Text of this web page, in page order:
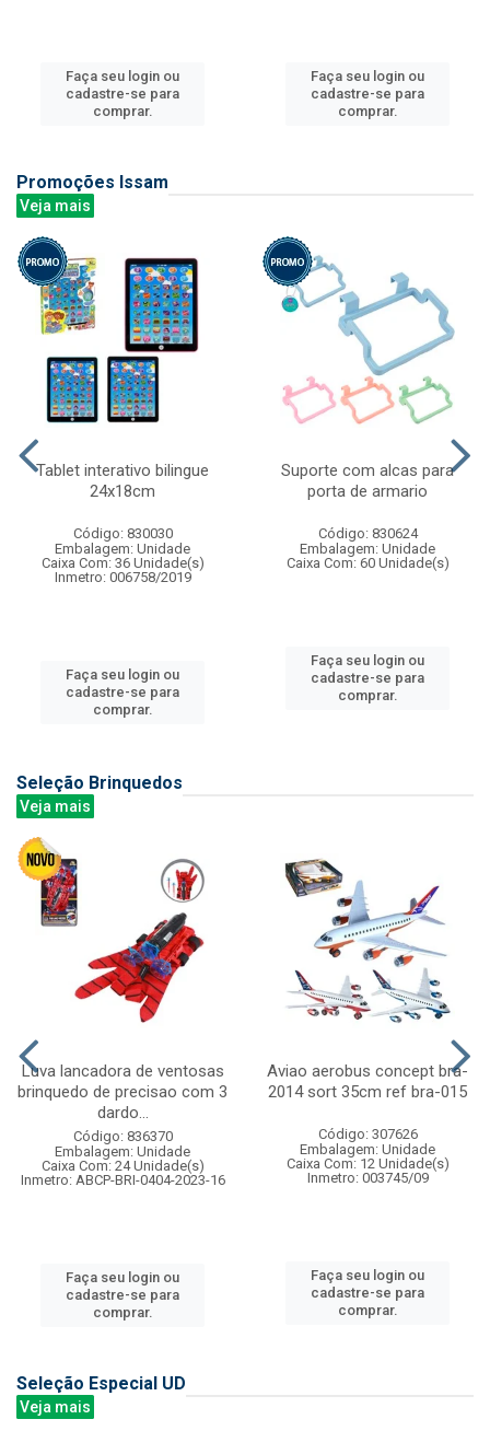
Faça seu login ou
cadastre-se para
comprar.
Faça seu login ou
cadastre-se para
comprar.
Promoções Issam
Veja mais
Tablet interativo bilingue
24x18cm
Código: 830030
Embalagem: Unidade
Caixa Com: 36 Unidade(s)
Inmetro: 006758/2019
Faça seu login ou
cadastre-se para
comprar.
Suporte com alcas para
porta de armario
Código: 830624
Embalagem: Unidade
Caixa Com: 60 Unidade(s)
Faça seu login ou
cadastre-se para
comprar.
Seleção Brinquedos
Veja mais
Luva lancadora de ventosas
brinquedo de precisao com 3
dardo...
Código: 836370
Embalagem: Unidade
Caixa Com: 24 Unidade(s)
Inmetro: ABCP-BRI-0404-2023-16
Faça seu login ou
cadastre-se para
comprar.
Aviao aerobus concept bra-
2014 sort 35cm ref bra-015
Código: 307626
Embalagem: Unidade
Caixa Com: 12 Unidade(s)
Inmetro: 003745/09
Faça seu login ou
cadastre-se para
comprar.
Seleção Especial UD
Veja mais